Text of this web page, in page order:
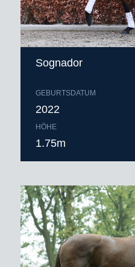
Sognador
GEBURTSDATUM
2022
HÖHE
1.75m